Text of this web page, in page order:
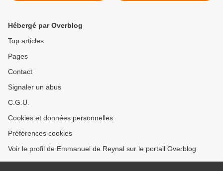
Hébergé par Overblog
Top articles
Pages
Contact
Signaler un abus
C.G.U.
Cookies et données personnelles
Préférences cookies
Voir le profil de Emmanuel de Reynal sur le portail Overblog